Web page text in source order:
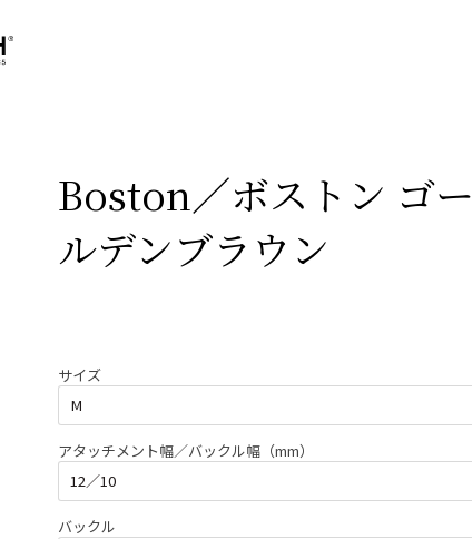
Boston／ボストン ゴー
ルデンブラウン
サイズ
アタッチメント幅／バックル幅（mm）
バックル